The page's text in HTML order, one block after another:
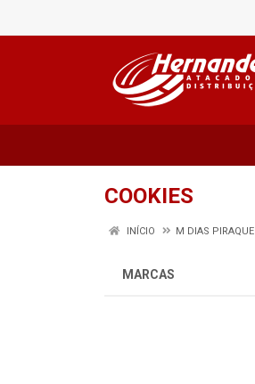
COOKIES
INÍCIO M DIAS PIRAQUE
MARCAS